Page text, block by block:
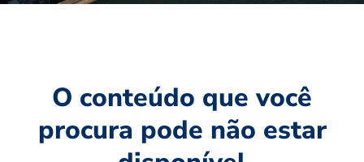
O conteúdo que você
procura pode não estar